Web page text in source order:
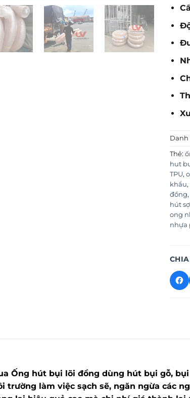
Thẻ:
hut
TPU,
khẩu,
đồng,
hút
ong
nhựa
Ống hút bụi lõi đồng dùng hút bụi gỗ,
trường làm việc sạch sẽ, ngăn ngừa các